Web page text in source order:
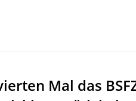
Mal das